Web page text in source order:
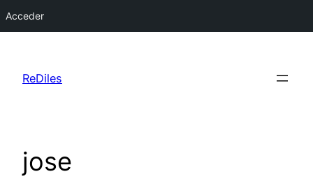
Acceder
contenido
ReDiles
jose